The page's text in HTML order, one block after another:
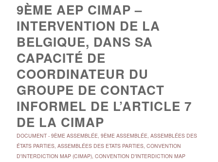
9ÈME AEP CIMAP –
INTERVENTION DE LA
BELGIQUE, DANS SA
CAPACITÉ DE
COORDINATEUR DU
GROUPE DE CONTACT
INFORMEL DE L’ARTICLE 7
DE LA CIMAP
DOCUMENT- 9ÈME ASSEMBLÉE, 9ÈME ASSEMBLÉE, ASSEMBLÉES DES
ÉTATS PARTIES, ASSEMBLÉES DES ETATS PARTIES, CONVENTION
D'INTERDICTION MAP (CIMAP), CONVENTION D'INTERDICTION MAP